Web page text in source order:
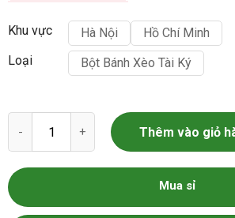
Khu vực Hà Nội
Hồ Chí Minh
Loại
Bột Bánh Xèo Tài Ký
Bột Bánh Xèo Tài Ký số lượng
Thêm vào giỏ
Mua sỉ